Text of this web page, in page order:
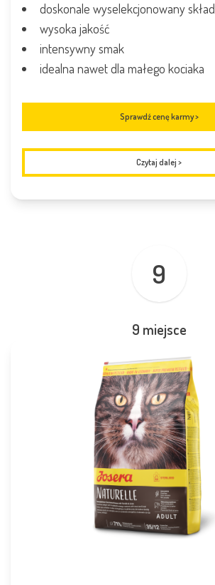
doskonale wyselekcjonowany skład
wysoka jakość
intensywny smak
idealna nawet dla małego kociaka
Sprawdź cenę karmy >
Czytaj dalej >
9
9 miejsce